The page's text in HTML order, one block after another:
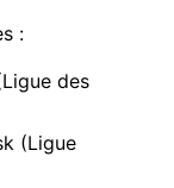
:
des
(Ligue